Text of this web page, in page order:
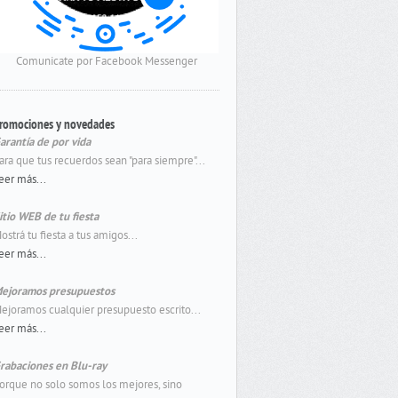
Comunicate por Facebook Messenger
y novedades
de por vida
que tus recuerdos sean "para siempre"...
más...
WEB de tu fiesta
tu fiesta a tus amigos...
más...
presupuestos
cualquier presupuesto escrito...
más...
en Blu-ray
no solo somos los mejores, sino